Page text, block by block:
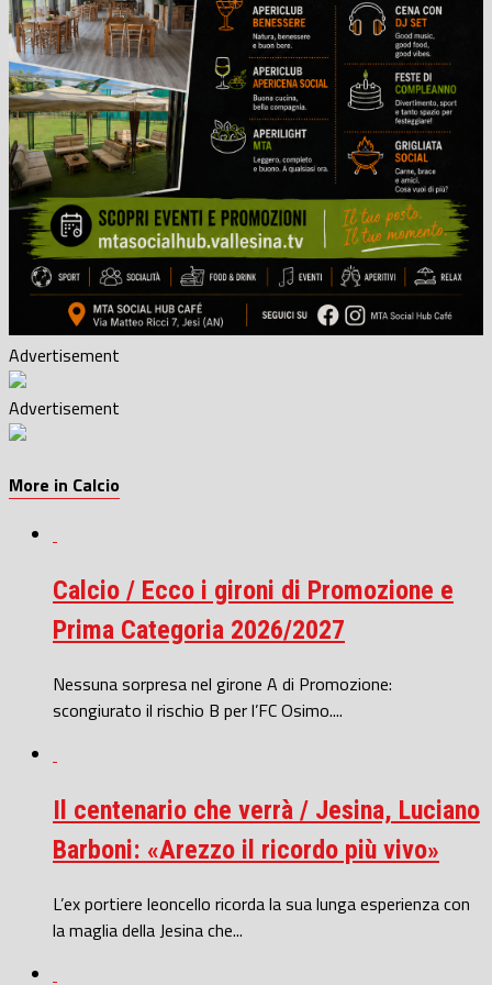
Advertisement
Advertisement
More in Calcio
Calcio / Ecco i gironi di Promozione e
Prima Categoria 2026/2027
Nessuna sorpresa nel girone A di Promozione:
scongiurato il rischio B per l’FC Osimo....
Il centenario che verrà / Jesina, Luciano
Barboni: «Arezzo il ricordo più vivo»
L’ex portiere leoncello ricorda la sua lunga esperienza con
la maglia della Jesina che...